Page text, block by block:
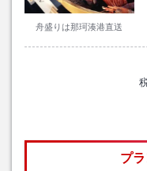
舟盛りは那珂湊港直送
プ